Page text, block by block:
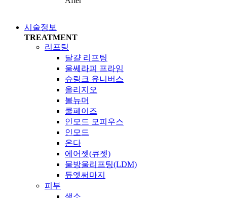
시술정보
TREATMENT
리프팅
달걀 리프팅
울쎄라피 프라임
슈링크 유니버스
올리지오
볼뉴머
쿨페이즈
인모드 모피우스
인모드
온다
에어젯(큐젯)
물방울리프팅(LDM)
듀엣써마지
피부
색소